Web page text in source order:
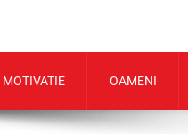
MOTIVATIE OAMENI